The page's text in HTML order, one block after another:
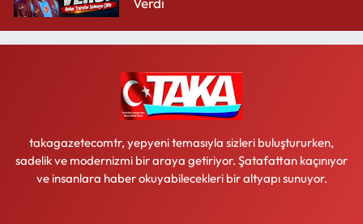
takagazetecomtr, yepyeni temasıyla sizleri buluştururken,
sadelik ve modernizmi bir araya getiriyor. Şatafattan kaçınıyor
ve insanlara haber okuyabilecekleri bir altyapı sunuyor.